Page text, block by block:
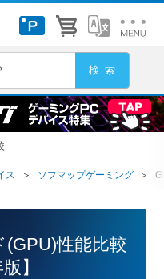
ス ＞ ソフマップゲーミング ＞
性能比較
】